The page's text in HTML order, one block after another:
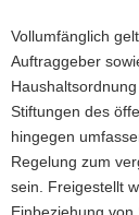
Vollumfänglich
Auftraggeber
Stiftungen des
hingegen
Regelung zum
sein. Freigestellt